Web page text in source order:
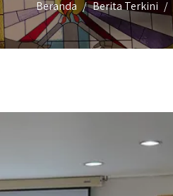
Beranda Berita Terkini